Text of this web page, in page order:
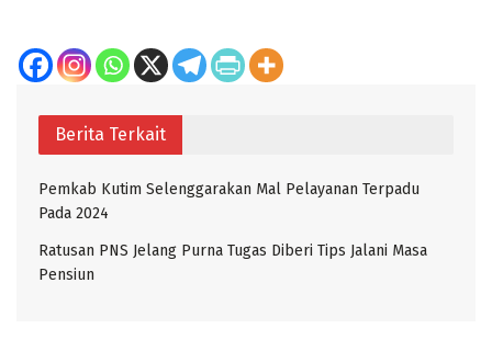
Berita Terkait
Pemkab Kutim Selenggarakan Mal Pelayanan Terpadu
Pada 2024
Ratusan PNS Jelang Purna Tugas Diberi Tips Jalani Masa
Pensiun